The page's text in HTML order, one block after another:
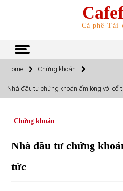
Cà phê Tài
TOP
Top 10 mặt hàng Việt
Home Chứng khoán
Nhà đầu tư chứng khoán ấm lòng với cổ
Chứng khoán
Nhà đầu tư chứng
tức